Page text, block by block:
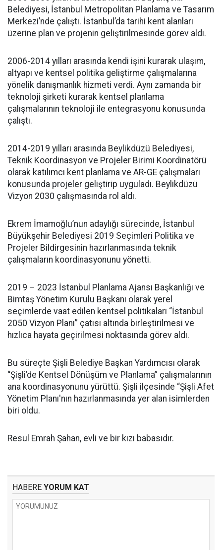
Belediyesi, İstanbul Metropolitan Planlama ve Tasarım
Merkezi’nde çalıştı. İstanbul’da tarihi kent alanları
üzerine plan ve projenin geliştirilmesinde görev aldı.
2006-2014 yılları arasında kendi işini kurarak ulaşım,
altyapı ve kentsel politika geliştirme çalışmalarına
yönelik danışmanlık hizmeti verdi. Aynı zamanda bir
teknoloji şirketi kurarak kentsel planlama
çalışmalarının teknoloji ile entegrasyonu konusunda
çalıştı.
2014-2019 yılları arasında Beylikdüzü Belediyesi,
Teknik Koordinasyon ve Projeler Birimi Koordinatörü
olarak katılımcı kent planlama ve AR-GE çalışmaları
konusunda projeler geliştirip uyguladı. Beylikdüzü
Vizyon 2030 çalışmasında rol aldı.
Ekrem İmamoğlu’nun adaylığı sürecinde, İstanbul
Büyükşehir Belediyesi 2019 Seçimleri Politika ve
Projeler Bildirgesinin hazırlanmasında teknik
çalışmaların koordinasyonunu yönetti.
2019 – 2023 İstanbul Planlama Ajansı Başkanlığı ve
Bimtaş Yönetim Kurulu Başkanı olarak yerel
seçimlerde vaat edilen kentsel politikaları “İstanbul
2050 Vizyon Planı” çatısı altında birleştirilmesi ve
hızlıca hayata geçirilmesi noktasında görev aldı.
Bu süreçte Şişli Belediye Başkan Yardımcısı olarak
“Şişli’de Kentsel Dönüşüm ve Planlama” çalışmalarının
ana koordinasyonunu yürüttü. Şişli ilçesinde “Şişli Afet
Yönetim Planı'nın hazırlanmasında yer alan isimlerden
biri oldu.
Resul Emrah Şahan, evli ve bir kızı babasıdır.
HABERE YORUM KAT